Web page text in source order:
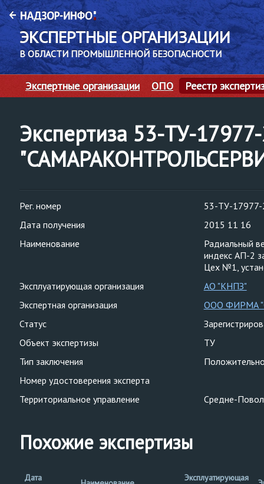
ЭКСПЕРТНЫЕ ОРГАНИЗАЦИИ
В ОБЛАСТИ ПРОМЫШЛЕННОЙ БЕЗОПАСНОСТИ
Экспертные организации ОПО Реестр
Экспертиза 53-ТУ-
Рег. номер
53-ТУ-
Дата получения
2015 11 16
Наименование
Радиальный
индекс АП-2
Цех №1,
Эксплуатирующая организация
АО "КНПЗ"
Экспертная организация
ООО ФИРМА
Статус
Объект экспертизы
ТУ
Тип заключения
Номер удостоверения эксперта
Территориальное управление
Средне-
Похожие экспертизы
Дата
Эксплуатирующая